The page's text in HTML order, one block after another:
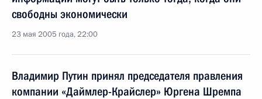
свободны экономически
23 мая 2005 года, 22:00
Владимир Путин принял председателя правления
компании «Даймлер-Крайслер» Юргена Шремпа